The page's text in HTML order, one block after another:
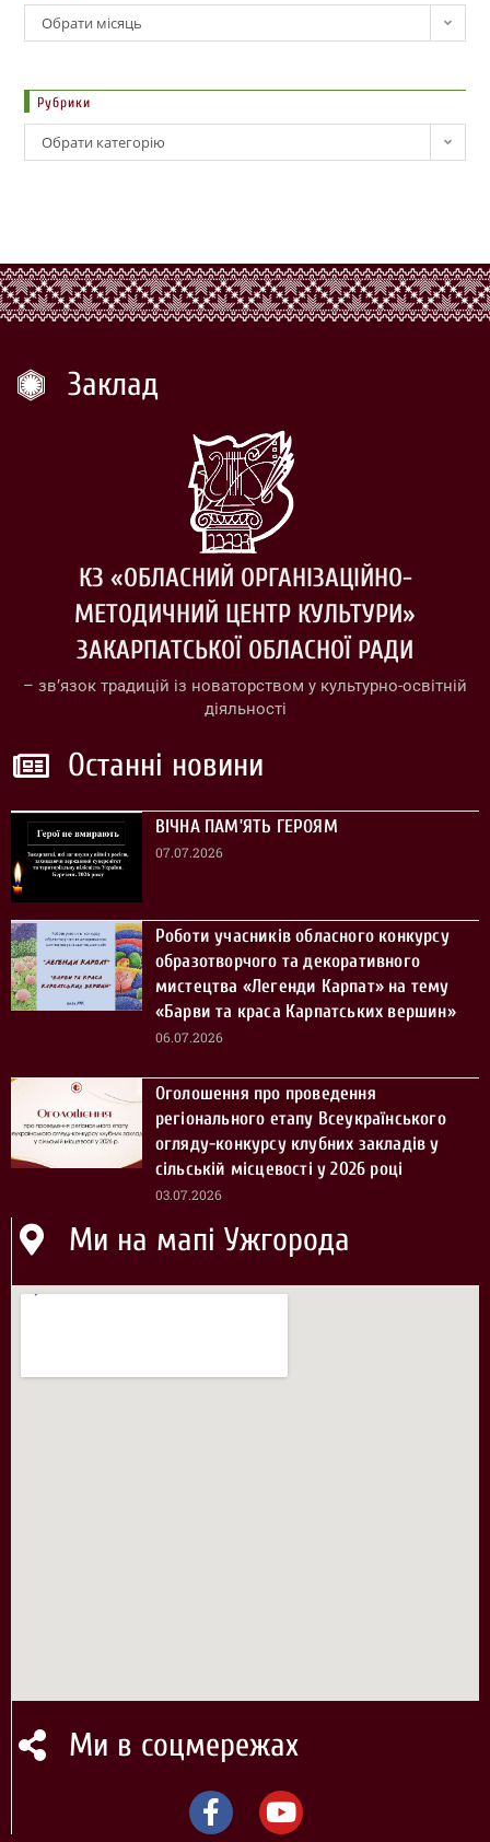
Обрати місяць
Рубрики
Обрати категорію
Заклад
КЗ «ОБЛАСНИЙ ОРГАНІЗАЦІЙНО-
МЕТОДИЧНИЙ ЦЕНТР КУЛЬТУРИ»
ЗАКАРПАТСЬКОЇ ОБЛАСНОЇ РАДИ
– зв’язок традицій із новаторством у культурно-освітній
діяльності
Останні новини
ВІЧНА ПАМ’ЯТЬ ГЕРОЯМ
07.07.2026
Роботи учасників обласного конкурсу
образотворчого та декоративного
мистецтва «Легенди Карпат» на тему
«Барви та краса Карпатських вершин»
06.07.2026
Оголошення про проведення
регіонального етапу Всеукраїнського
огляду-конкурсу клубних закладів у
сільській місцевості у 2026 році
03.07.2026
Ми на мапі Ужгорода
Ми в соцмережах